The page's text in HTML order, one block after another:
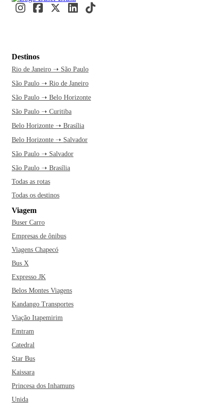
Destinos
Rio de Janeiro ➝ São Paulo
São Paulo ➝ Rio de Janeiro
São Paulo ➝ Belo Horizonte
São Paulo ➝ Curitiba
Belo Horizonte ➝ Brasília
Belo Horizonte ➝ Salvador
São Paulo ➝ Salvador
São Paulo ➝ Brasília
Todas as rotas
Todas os destinos
Viagem
Buser Carro
Empresas de ônibus
Viagens Chapecó
Bus X
Expresso JK
Belos Montes Viagens
Kandango Transportes
Viação Itapemirim
Emtram
Catedral
Star Bus
Kaissara
Princesa dos Inhamuns
Unida